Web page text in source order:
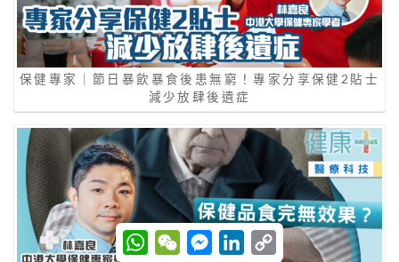
保健專家｜節日暴飲暴食後患無窮！專家分享保健2貼士
減少放肆後遺症
W
h
W
e
M
e
L
C